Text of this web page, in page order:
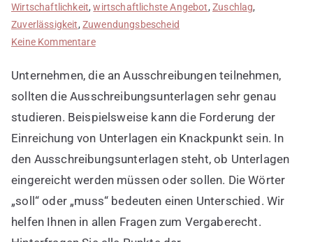
Wirtschaftlichkeit,wirtschaftlichste Angebot, Zuschlag,
Zuverlässigkeit, Zuwendungsbescheid
Keine Kommentarezu
3:
Ausschreibungsunterlagen
nicht
lesen
Unternehmen, die an Ausschreibungen teilnehmen,
sollten die Ausschreibungsunterlagen sehr genau
studieren. Beispielsweise kann die Forderung der
Einreichung von Unterlagen ein Knackpunkt sein. In
den Ausschreibungsunterlagen steht, ob Unterlagen
eingereicht werden müssen oder sollen. Die Wörter
„soll“ oder „muss“ bedeuten einen Unterschied. Wir
helfen Ihnen in allen Fragen zum Vergaberecht.